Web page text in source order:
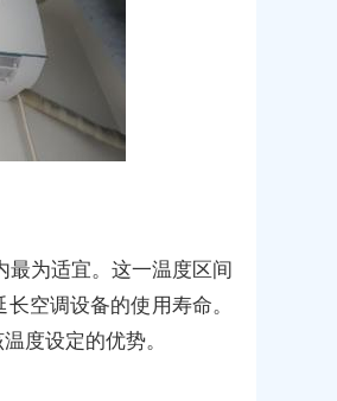
为适宜。这一温度区间
空调设备的使用寿命。
度设定的优势。